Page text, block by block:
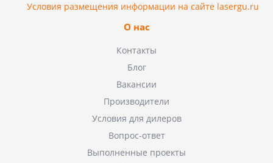
Условия размещения информации на сайте lasergu.ru
О нас
Контакты
Блог
Вакансии
Производители
Условия для дилеров
Вопрос-ответ
Выполненные проекты